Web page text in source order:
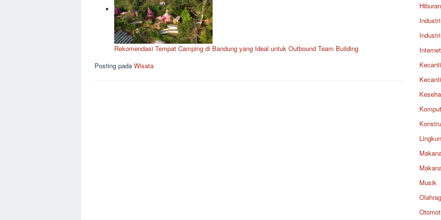
Rekomendasi Tempat Camping di Bandung yang Ideal untuk Outbound Team Building
Posting pada Wisata
Hiburan
Industri
Industri
Internet
Musik